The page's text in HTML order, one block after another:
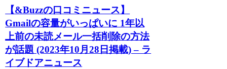
【&Buzzの口コミニュース】
Gmailの容量がいっぱいに 1年以
上前の未読メール一括削除の方法
が話題 (2023年10月28日掲載) – ラ
イブドアニュース